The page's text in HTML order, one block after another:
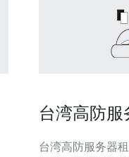
台湾高防服
台湾高防服务器租用，保